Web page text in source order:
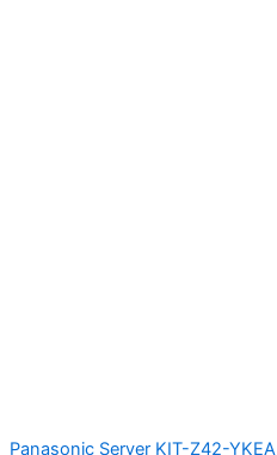
Panasonic Server KIT-Z42-YKEA